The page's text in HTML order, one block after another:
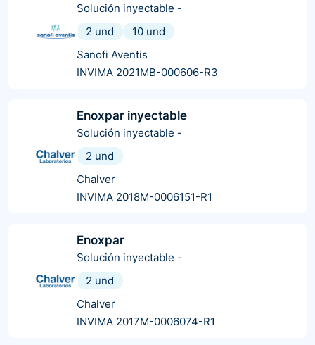
Solución inyectable -
2 und
10 und
Sanofi Aventis
INVIMA 2021MB-000606-R3
Enoxpar inyectable
Solución inyectable -
2 und
Chalver
INVIMA 2018M-0006151-R1
Enoxpar
Solución inyectable -
2 und
Chalver
INVIMA 2017M-0006074-R1